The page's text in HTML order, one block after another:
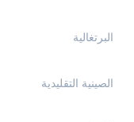
البرتغالية
الصينية التقليدية